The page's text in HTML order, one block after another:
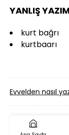
YANLIŞ
kurt bağrı
kurtbaarı
Evvelden nasıl